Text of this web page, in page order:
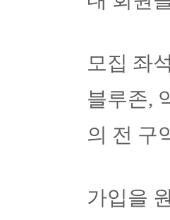
모집 좌
블루존,
의 전 구
가입을